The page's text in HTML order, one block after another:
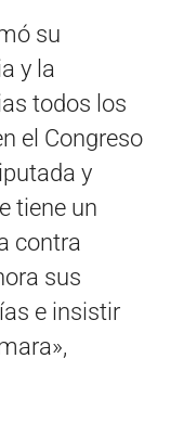
su
y la
todos los
el Congreso
y
tiene un
contra
sus
e insistir